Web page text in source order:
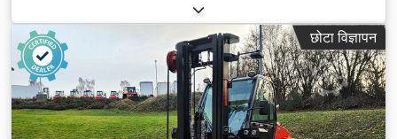
छोटा विज्ञापन